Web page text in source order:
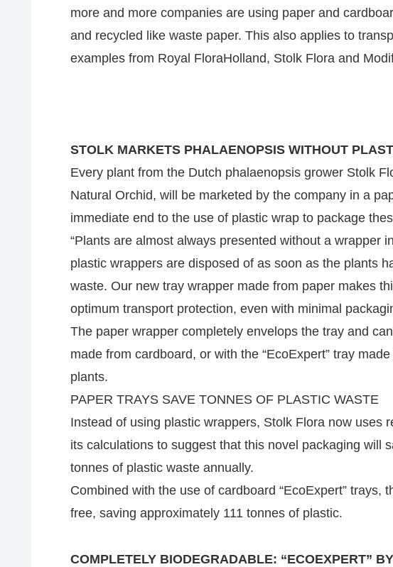
more and more companies are using paper and
and recycled like waste paper. This also applies to
examples from Royal FloraHolland, Stolk Flora and
STOLK MARKETS PHALAENOPSIS WITHOUT
Every plant from the Dutch phalaenopsis grower Stolk
Natural Orchid, will be marketed by the company in a
immediate end to the use of plastic wrap to package
“Plants are almost always presented without a wrapper
plastic wrappers are disposed of as soon as the plants
waste. Our new tray wrapper made from paper makes
optimum transport protection, even with minimal
The paper wrapper completely envelops the tray and
made from cardboard, or with the “EcoExpert” tray
plants.
PAPER TRAYS SAVE TONNES OF PLASTIC WASTE
Instead of using plastic wrappers, Stolk Flora now uses
its calculations to suggest that this novel packaging will
tonnes of plastic waste annually.
Combined with the use of cardboard “EcoExpert” trays,
free, saving approximately 111 tonnes of plastic.
COMPLETELY BIODEGRADABLE: “ECOEXPERT”